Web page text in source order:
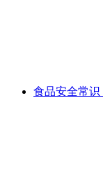
食品安全常识